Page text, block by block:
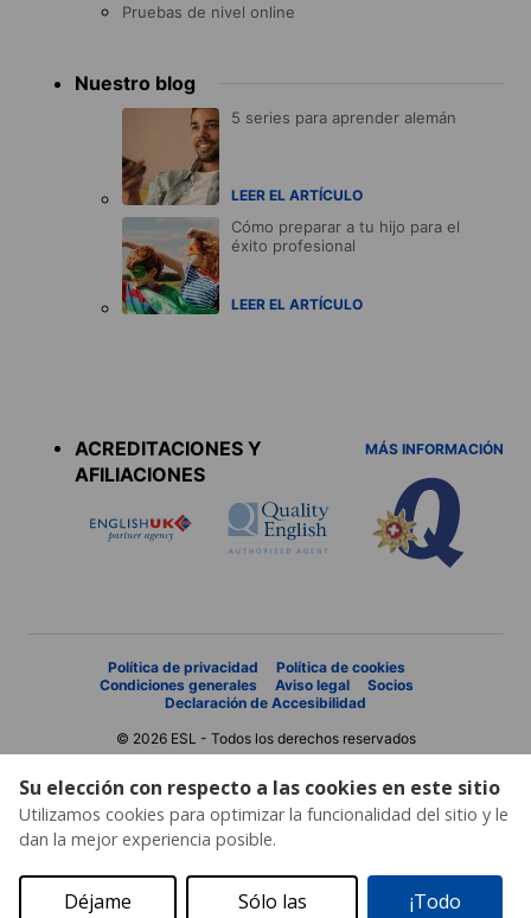
Su elección con respecto a las cookies en este sitio
Utilizamos cookies para optimizar la funcionalidad del sitio y le
dan la mejor experiencia posible.
¡Todo
Sólo las
Déjame
Pruebas de nivel online
Nuestro blog
5 series para aprender alemán
LEER EL ARTÍCULO
Cómo preparar a tu hijo para el
éxito profesional
LEER EL ARTÍCULO
ACREDITACIONES Y
AFILIACIONES
MÁS INFORMACIÓN
Política de privacidad
Política de cookies
Condiciones generales
Aviso legal
Socios
Declaración de Accesibilidad
© 2026 ESL - Todos los derechos reservados